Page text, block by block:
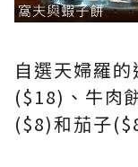
自選天婦羅
($18)、牛肉
($8)和茄子